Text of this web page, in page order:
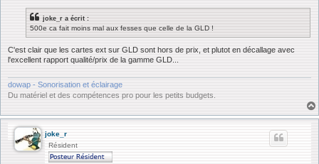
joke_r a écrit :
500e ca fait moins mal aux fesses que celle de la GLD !
C'est clair que les cartes ext sur GLD sont hors de prix, et plutot en décallage avec
l'excellent rapport qualité/prix de la gamme GLD...
dowap - Sonorisation et éclairage
Du matériel et des compétences pro pour les petits budgets.
joke_r
Résident